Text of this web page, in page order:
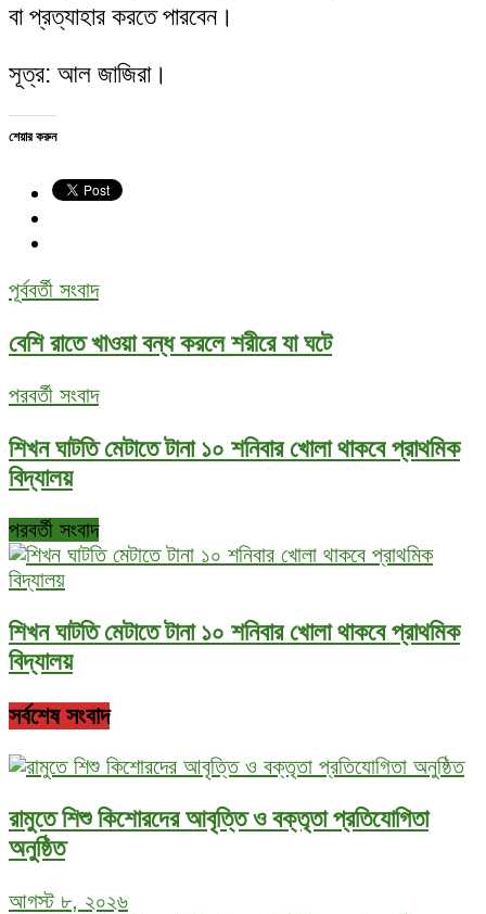
বা প্রত্যাহার করতে পারবেন।
সূত্র: আল জাজিরা।
শেয়ার করুন
পূর্ববর্তী সংবাদ
বেশি রাতে খাওয়া বন্ধ করলে শরীরে যা ঘটে
পরবর্তী সংবাদ
শিখন ঘাটতি মেটাতে টানা ১০ শনিবার খোলা থাকবে প্রাথমিক
বিদ্যালয়
পরবর্তী সংবাদ
শিখন ঘাটতি মেটাতে টানা ১০ শনিবার খোলা থাকবে প্রাথমিক
বিদ্যালয়
সর্বশেষ সংবাদ
রামুতে শিশু কিশোরদের আবৃত্তি ও বক্তৃতা প্রতিযোগিতা
অনুষ্ঠিত
আগস্ট ৮, ২০২৬